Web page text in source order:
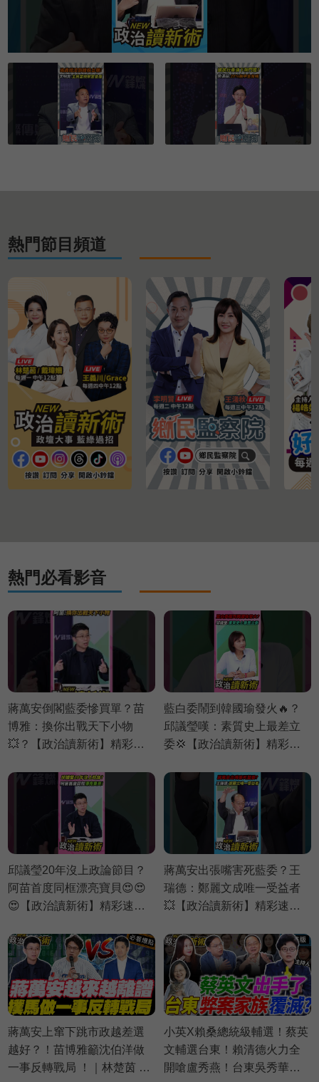
熱門節目頻道
熱門必看影音
蔣萬安倒閣藍委慘買單？苗
博雅：換你出戰天下小物
💥？【政治讀新術】精彩速
藍白委鬧到韓國瑜發火🔥？
邱議瑩嘆：素質史上最差立
委💢【政治讀新術】精彩速
邱議瑩20年沒上政論節目？
阿苗首度同框漂亮寶貝😍😍
😍【政治讀新術】精彩速看
蔣萬安出張嘴害死藍委？王
瑞德：鄭麗文成唯一受益者
💥【政治讀新術】精彩速看
蔣萬安上窜下跳市政越差選
越好？！苗博雅籲沈伯洋做
一事反轉戰局 ！｜林楚茵 周
小英X賴桑總統級輔選！蔡英
文輔選台東！賴清德火力全
開嗆盧秀燕！台東吳秀華十